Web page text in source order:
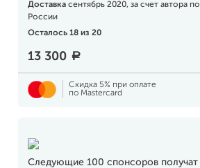
Доставка сентябрь 2020, за счет автора по
России
Осталось 18 из 20
13 300 a
Скидка 5% при оплате
по Mastercard
Следующие 100 спонсоров получат